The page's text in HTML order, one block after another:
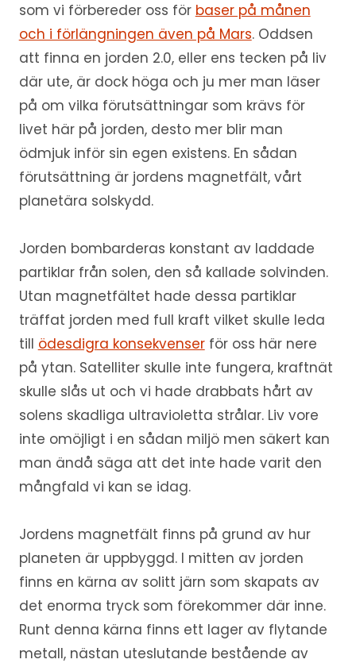
som vi förbereder oss för baser på månen
och i förlängningen även på Mars. Oddsen
att finna en jorden 2.0, eller ens tecken på liv
där ute, är dock höga och ju mer man läser
på om vilka förutsättningar som krävs för
livet här på jorden, desto mer blir man
ödmjuk inför sin egen existens. En sådan
förutsättning är jordens magnetfält, vårt
planetära solskydd.
Jorden bombarderas konstant av laddade
partiklar från solen, den så kallade solvinden.
Utan magnetfältet hade dessa partiklar
träffat jorden med full kraft vilket skulle leda
till ödesdigra konsekvenserför oss här nere
på ytan. Satelliter skulle inte fungera, kraftnät
skulle slås ut och vi hade drabbats hårt av
solens skadliga ultravioletta strålar. Liv vore
inte omöjligt i en sådan miljö men säkert kan
man ändå säga att det inte hade varit den
mångfald vi kan se idag.
Jordens magnetfält finns på grund av hur
planeten är uppbyggd. I mitten av jorden
finns en kärna av solitt järn som skapats av
det enorma tryck som förekommer där inne.
Runt denna kärna finns ett lager av flytande
metall, nästan uteslutande bestående av